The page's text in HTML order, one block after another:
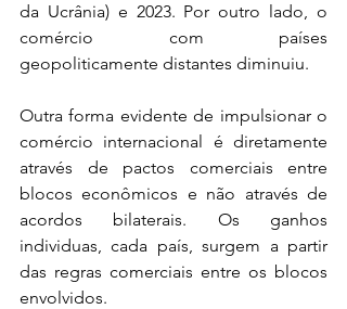
da Ucrânia) e 2023. Por outro lado, o
comércio com países
geopoliticamente distantes diminuiu.
Outra forma evidente de impulsionar o
comércio internacional é diretamente
através de pactos comerciais entre
blocos econômicos e não através de
acordos bilaterais. Os ganhos
individuas, cada país, surgem a partir
das regras comerciais entre os blocos
envolvidos.